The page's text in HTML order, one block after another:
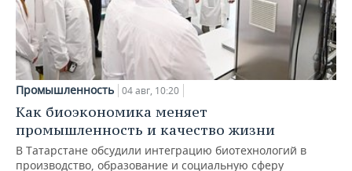
Промышленность 04 авг, 10:20
Как биоэкономика меняет
промышленность и качество жизни
В Татарстане обсудили интеграцию биотехнологий в
производство, образование и социальную сферу